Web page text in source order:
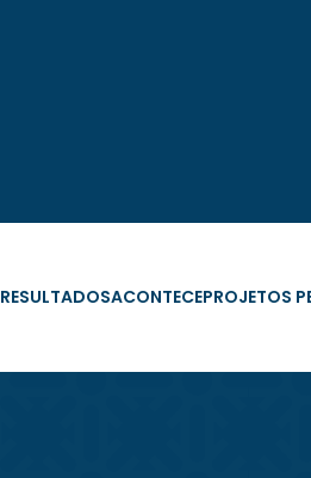
RESULTADOSACONTECEPROJETOS